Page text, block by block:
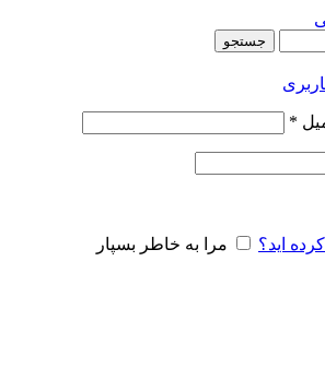
جستجو
*
اید؟
مرا به خاطر بسپار